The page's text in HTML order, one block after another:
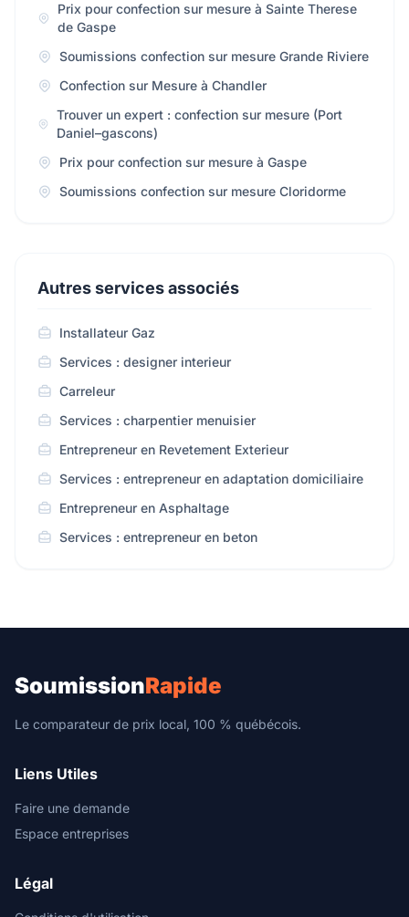
Prix pour confection sur mesure à Sainte Therese
de Gaspe
Soumissions confection sur mesure Grande Riviere
Confection sur Mesure à Chandler
Trouver un expert : confection sur mesure (Port
Daniel–gascons)
Prix pour confection sur mesure à Gaspe
Soumissions confection sur mesure Cloridorme
Autres services associés
Installateur Gaz
Services : designer interieur
Carreleur
Services : charpentier menuisier
Entrepreneur en Revetement Exterieur
Services : entrepreneur en adaptation domiciliaire
Entrepreneur en Asphaltage
Services : entrepreneur en beton
SoumissionRapide
Le comparateur de prix local, 100 % québécois.
Liens Utiles
Faire une demande
Espace entreprises
Légal